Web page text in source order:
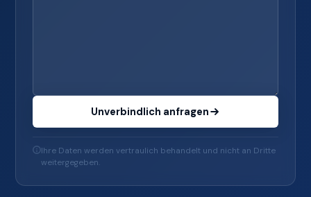
Unverbindlich anfragen
Ihre Daten werden vertraulich behandelt und nicht an Dritte
weitergegeben.